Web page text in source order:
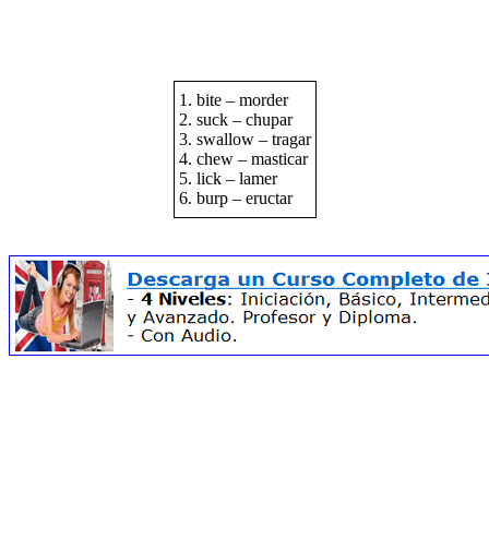
1. bite – morder
2. suck – chupar
3. swallow – tragar
4. chew – masticar
5. lick – lamer
6. burp – eructar